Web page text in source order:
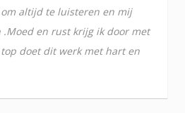
om altijd te luisteren en mij
.Moed en rust krijg ik door met
doet dit werk met hart en